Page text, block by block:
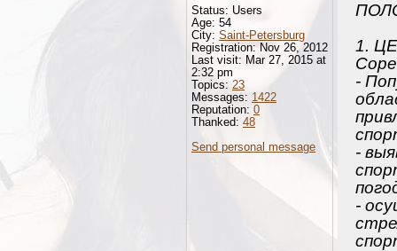
1.
-
-
-
Status: Users
Age: 54
City: Saint-Petersburg
Registration: Nov 26, 2012
Last visit: Mar 27, 2015 at
2:32 pm
Topics: 23
Messages: 1422
Reputation: 0
Thanked: 48
Send personal message